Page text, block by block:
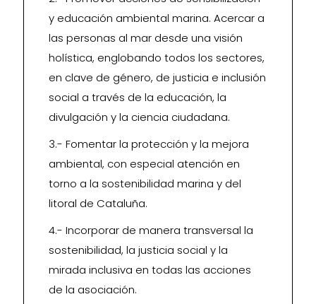
y educación ambiental marina. Acercar a
las personas al mar desde una visión
holística, englobando todos los sectores,
en clave de género, de justicia e inclusión
social a través de la educación, la
divulgación y la ciencia ciudadana.
3.- Fomentar la protección y la mejora
ambiental, con especial atención en
torno a la sostenibilidad marina y del
litoral de Cataluña.
4.- Incorporar de manera transversal la
sostenibilidad, la justicia social y la
mirada inclusiva en todas las acciones
de la asociación.